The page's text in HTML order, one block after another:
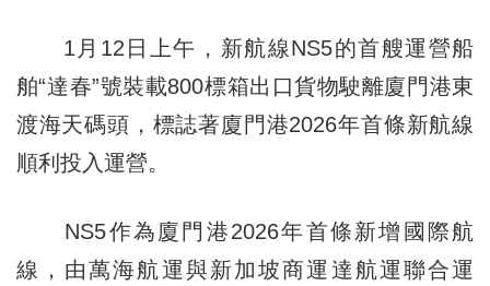
1月12日上午，新航線NS5的首艘運營船
舶“達春”號裝載800標箱出口貨物駛離廈門港東
渡海天碼頭，標誌著廈門港2026年首條新航線
順利投入運營。
NS5作為廈門港2026年首條新增國際航
線，由萬海航運與新加坡商運達航運聯合運